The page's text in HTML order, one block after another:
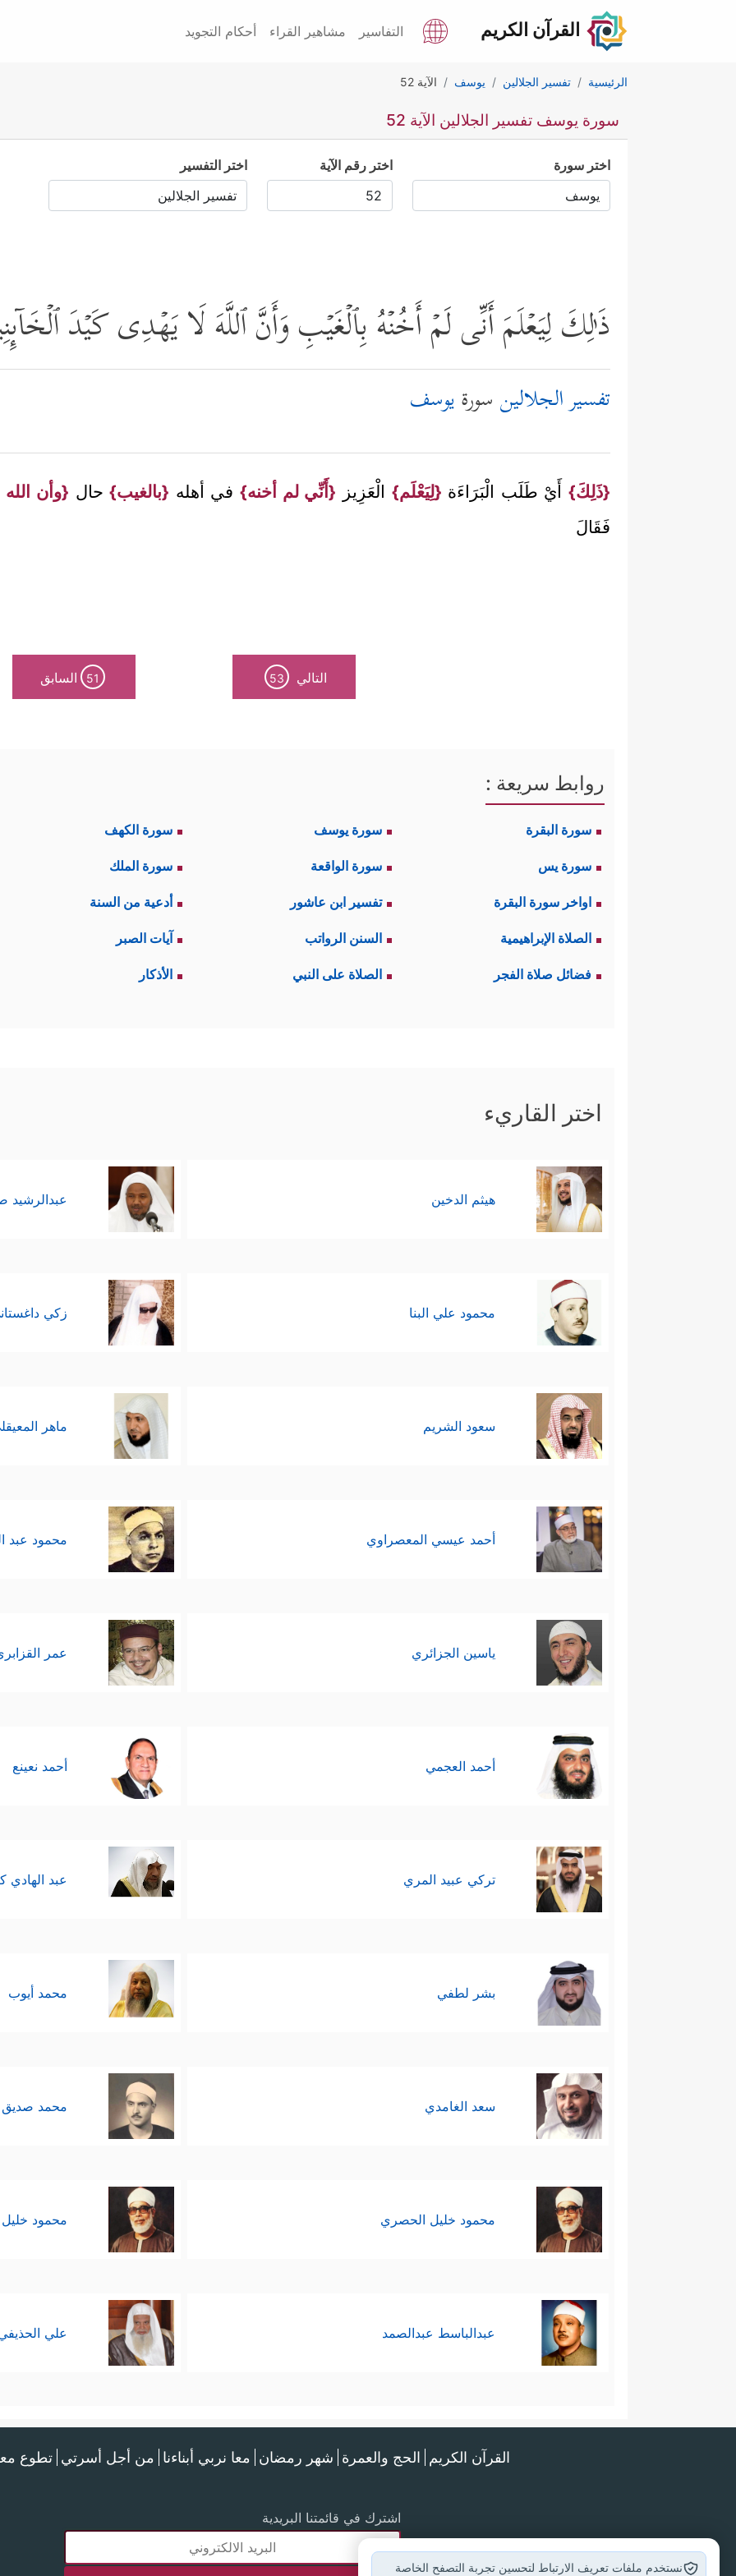
القرآن الكريم التفاسير مشاهير القراء أحكام التجويد
الرئيسية تفسير الجلالين يوسف الآية 52
سورة يوسف تفسير الجلالين الآية 52
اختر سورة اختر رقم الآية اختر التفسير
ذَ ٰ⁠لِكَ لِیَعۡلَمَ أَنِّی لَمۡ أَخُنۡهُ بِٱلۡغَیۡبِ وَأَنَّ ٱللَّهَ لَا یَهۡدِی كَیۡدَ
تفسير الجلالين سورةيوسف
{ذَلِكَ}أَيْ طَلَب الْبَرَاءَة {لِيَعْلَم} الْعَزِيز {أَنِّي لم أخنه}في أهله {بالغيب}حال {وأن الله
فَقَالَ
التالي 53
51 السابق
روابط سريعة :
سورة البقرة سورة يوسف سورة الكهف
سورة يس سورة الواقعة سورة الملك
اواخر سورة البقرة تفسير ابن عاشور أدعية من السنة
الصلاة الإبراهيمية السنن الرواتب آيات الصبر
فضائل صلاة الفجر الصلاة على النبي الأذكار
اختر القاريء
هيثم الدخين عبدالرشيد
محمود علي البنا زكي
سعود الشريم ماهر
أحمد عيسي المعصراوي محمود عبد
ياسين الجزائري عمر
أحمد العجمي أحمد نعينع
تركي عبيد المري عبد الهادي
بشر لطفي محمد أيوب
سعد الغامدي محمد صديق
محمود خليل الحصري محمود
عبدالباسط عبدالصمد علي
القرآن الكريم الحج والعمرة شهر رمضان معا نربي أبناءنا من أجل أسرتي تطوع
اشترك في قائمتنا البريدية
نستخدم ملفات تعريف الارتباط لتحسين تجربة التصفح الخاصة